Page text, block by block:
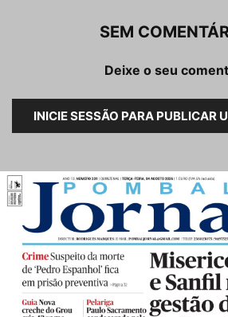
SEM
Deixe o seu
INICIE SESSÃO PARA PUBLICAR